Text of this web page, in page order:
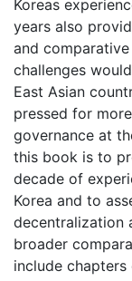
Koreas
years also
and
challenges
East Asian
pressed for
governance at
this book is to
decade of
Korea and to
decentralization
broader
include